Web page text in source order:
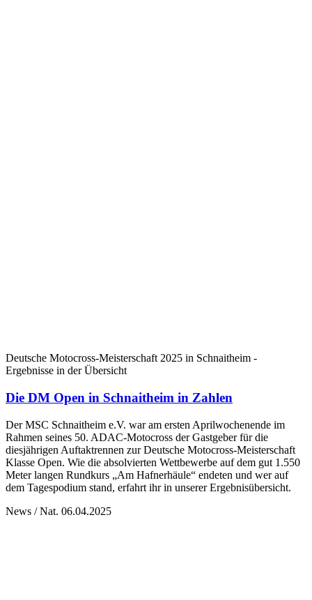
Deutsche Motocross-Meisterschaft 2025 in Schnaitheim -
Ergebnisse in der Übersicht
Die DM Open in Schnaitheim in Zahlen
Der MSC Schnaitheim e.V. war am ersten Aprilwochenende im
Rahmen seines 50. ADAC-Motocross der Gastgeber für die
diesjährigen Auftaktrennen zur Deutsche Motocross-Meisterschaft
Klasse Open. Wie die absolvierten Wettbewerbe auf dem gut 1.550
Meter langen Rundkurs „Am Hafnerhäule“ endeten und wer auf
dem Tagespodium stand, erfahrt ihr in unserer Ergebnisübersicht.
News / Nat. 06.04.2025